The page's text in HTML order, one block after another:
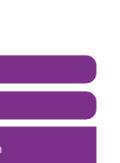
(2 Stck.) für
Länge